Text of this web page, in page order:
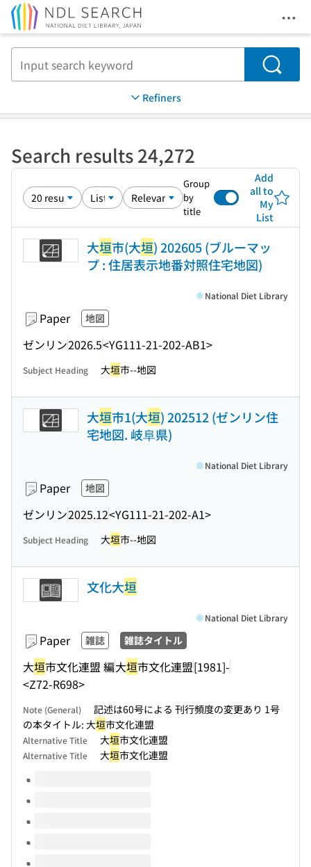
Search
Refiners
Search results 24,272
Group
by
title
Add
all to
My
List
大垣市(大垣) 202605 (ブルーマッ
プ : 住居表示地番対照住宅地図)
Paper 地図
ゼンリン2026.5<YG111-21-202-AB1>
National Diet Library
Subject Heading 大垣市--地図
大垣市1(大垣) 202512 (ゼンリン住
宅地図. 岐阜県)
Paper 地図
ゼンリン2025.12<YG111-21-202-A1>
National Diet Library
Subject Heading 大垣市--地図
文化大垣
Paper 雑誌 雑誌タイトル
大垣市文化連盟 編大垣市文化連盟[1981]-
<Z72-R698>
National Diet Library
Note (General)
記述は60号による 刊行頻度の変更あり 1号
の本タイトル: 大垣市文化連盟
Alternative Title 大垣市文化連盟
Alternative Title 大垣市文化連盟
Volumes of this title